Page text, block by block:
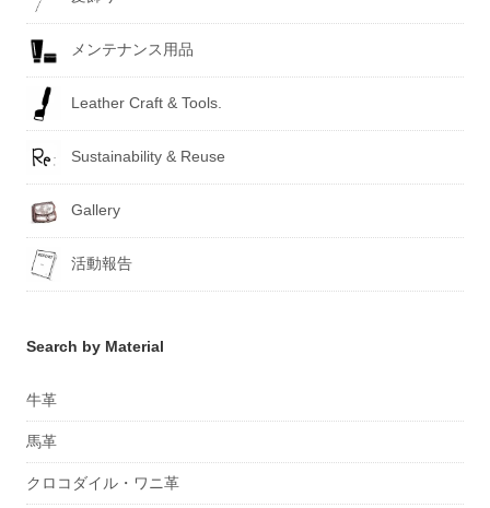
メンテナンス用品
Leather Craft & Tools.
Sustainability & Reuse
Gallery
活動報告
Search by Material
牛革
馬革
クロコダイル・ワニ革